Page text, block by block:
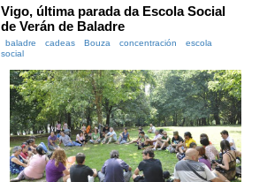
Vigo, última parada da Escola Social
de Verán de Baladre
baladre cadeas Bouza concentración
escola
social